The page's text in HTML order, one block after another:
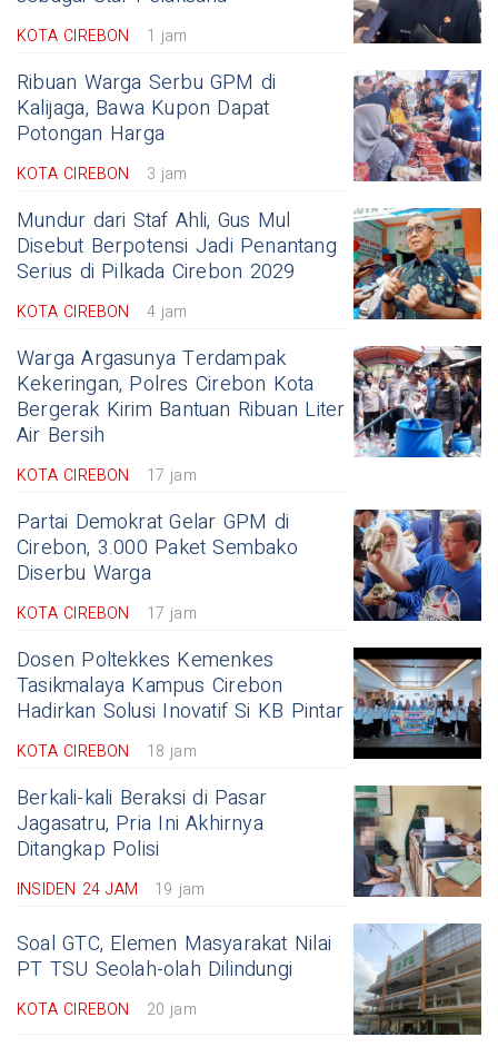
KOTA CIREBON 1 jam
Ribuan Warga Serbu GPM di
Kalijaga, Bawa Kupon Dapat
Potongan Harga
KOTA CIREBON 3 jam
Mundur dari Staf Ahli, Gus Mul
Disebut Berpotensi Jadi Penantang
Serius di Pilkada Cirebon 2029
KOTA CIREBON 4 jam
Warga Argasunya Terdampak
Kekeringan, Polres Cirebon Kota
Bergerak Kirim Bantuan Ribuan Liter
Air Bersih
KOTA CIREBON 17 jam
Partai Demokrat Gelar GPM di
Cirebon, 3.000 Paket Sembako
Diserbu Warga
KOTA CIREBON 17 jam
Dosen Poltekkes Kemenkes
Tasikmalaya Kampus Cirebon
Hadirkan Solusi Inovatif Si KB Pintar
KOTA CIREBON 18 jam
Berkali-kali Beraksi di Pasar
Jagasatru, Pria Ini Akhirnya
Ditangkap Polisi
INSIDEN 24 JAM 19 jam
Soal GTC, Elemen Masyarakat Nilai
PT TSU Seolah-olah Dilindungi
KOTA CIREBON 20 jam